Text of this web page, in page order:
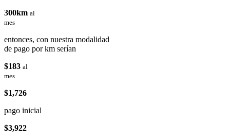
300km al
mes
entonces, con nuestra modalidad
de pago por km serían
$183 al
mes
$1,726
pago inicial
$3,922